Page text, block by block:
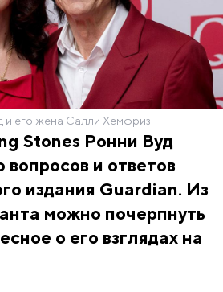
и его жена Салли Хемфриз
Stones Ронни Вуд
и ответов
издания Guardian. Из
можно почерпнуть
о его взглядах на